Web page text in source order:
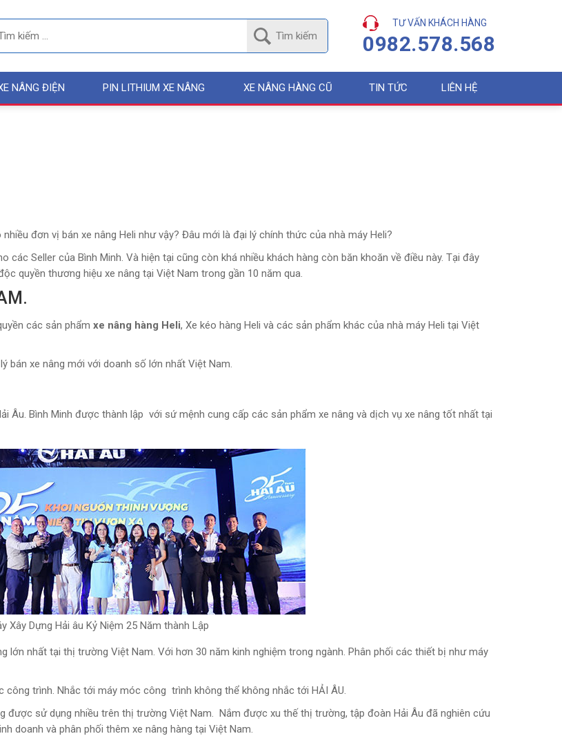
TƯ VẤN KHÁCH HÀNG
0982.578.568
NÂNG ĐIỆN PIN LITHIUM XE NÂNG XE NÂNG HÀNG CŨ TIN TỨC LIÊN HỆ
đơn vị bán xe nâng Heli như vậy? Đâu mới là đại lý chính thức của nhà máy Heli?
Seller của Bình Minh. Và hiện tại cũng còn khá nhiều khách hàng còn băn khoăn về điều này. Tại đây
quyền thương hiệu xe nâng tại Việt Nam trong gần 10 năm qua.
các sản phẩm xe nâng hàng Heli, Xe kéo hàng Heli và các sản phẩm khác của nhà máy Heli tại Việt
bán xe nâng mới với doanh số lớn nhất Việt Nam.
Âu. Bình Minh được thành lập với sứ mệnh cung cấp các sản phẩm xe nâng và dịch vụ xe nâng tốt nhất tại
Xây Dựng Hải âu Kỷ Niệm 25 Năm thành Lập
lớn nhất tại thị trường Việt Nam. Với hơn 30 năm kinh nghiệm trong ngành. Phân phối các thiết bị như máy
trình. Nhắc tới máy móc công trình không thể không nhắc tới HẢI ÂU.
được sử dụng nhiều trên thị trường Việt Nam. Nắm được xu thế thị trường, tập đoàn Hải Âu đã nghiên cứu
doanh và phân phối thêm xe nâng hàng tại Việt Nam.